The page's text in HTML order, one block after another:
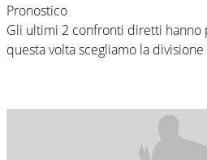
Pronostico
Gli ultimi 2 confronti diretti hanno
questa volta scegliamo la